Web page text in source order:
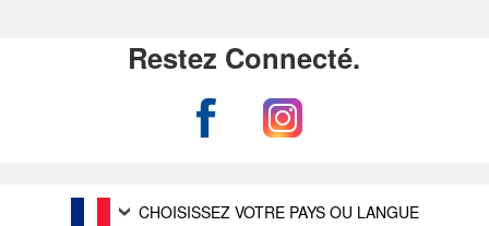
Restez Connecté.
CHOISISSEZ VOTRE PAYS OU LANGUE